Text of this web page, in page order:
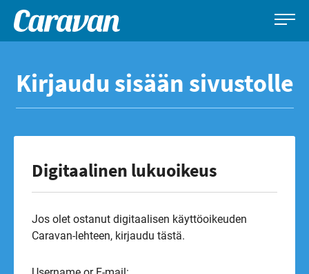
sisältöön
Caravan-
Leirintämatkailun
Kirjaudu sisään sivustolle
Digitaalinen lukuoikeus
Jos olet ostanut digitaalisen käyttöoikeuden
Caravan-lehteen, kirjaudu tästä.